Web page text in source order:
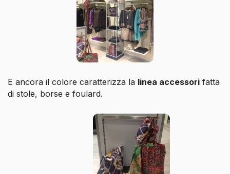
E ancora il colore caratterizza la linea accessori fatta
di stole, borse e foulard.